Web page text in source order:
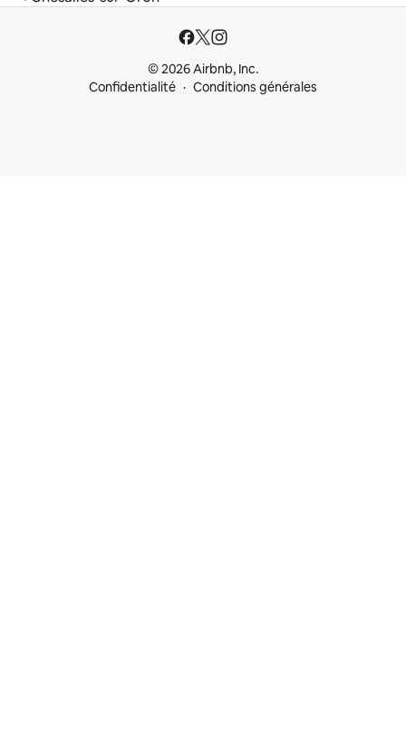
© 2026 Airbnb, Inc.
Confidentialité
Conditions générales